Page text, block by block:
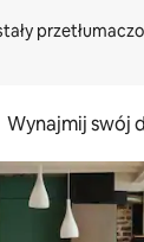
Wynajmij swój